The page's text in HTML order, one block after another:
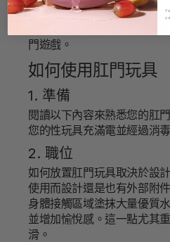
許多SVAKOM肛門玩具可以
門遊戲。
如何使用肛門玩具
1. 準備
閱讀以下內容來熟悉您的肛
您的性玩具充滿電並經過消
2. 職位
如何放置肛門玩具取決於設
使用而設計還是也有外部附
身體接觸區域塗抹大量優質
並增加愉悅感。這一點尤其
滑。